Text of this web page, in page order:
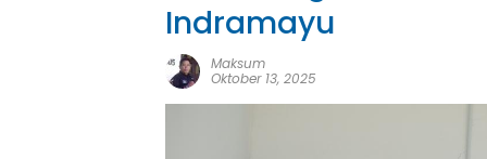
Indramayu
Maksum
Oktober 13, 2025